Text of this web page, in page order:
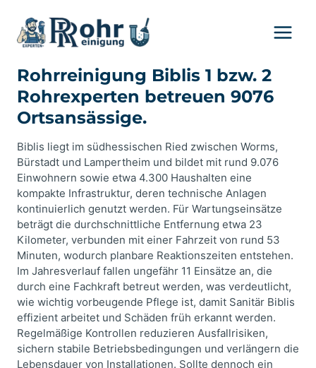
Inhalt
springen
Rohrreinigung Biblis 1 bzw. 2
Rohrexperten betreuen 9076
Ortsansässige.
Biblis liegt im südhessischen Ried zwischen Worms,
Bürstadt und Lampertheim und bildet mit rund 9.076
Einwohnern sowie etwa 4.300 Haushalten eine
kompakte Infrastruktur, deren technische Anlagen
kontinuierlich genutzt werden. Für Wartungseinsätze
beträgt die durchschnittliche Entfernung etwa 23
Kilometer, verbunden mit einer Fahrzeit von rund 53
Minuten, wodurch planbare Reaktionszeiten entstehen.
Im Jahresverlauf fallen ungefähr 11 Einsätze an, die
durch eine Fachkraft betreut werden, was verdeutlicht,
wie wichtig vorbeugende Pflege ist, damit Sanitär Biblis
effizient arbeitet und Schäden früh erkannt werden.
Regelmäßige Kontrollen reduzieren Ausfallrisiken,
sichern stabile Betriebsbedingungen und verlängern die
Lebensdauer von Installationen. Sollte dennoch ein